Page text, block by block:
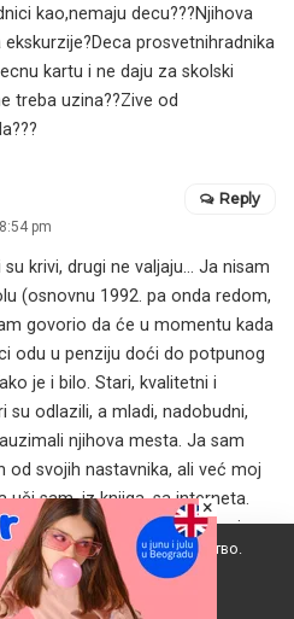
kao,nemaju decu???Njihova
prosvetnihradnika
kartu i ne daju za skolski
treba uzina??Zive od
pm
krivi, drugi ne valjaju… Ja nisam
(osnovnu 1992. pa onda redom,
govorio da će u momentu kada
odu u penziju doći do potpunog
je i bilo. Stari, kvalitetni i
su odlazili, a mladi, nadobudni,
njihova mesta. Ja sam
od svojih nastavnika, ali već moj
uči sam, iz knjiga, sa interneta.
čuj molim te. Ja nisam
računar, ali i dan danas pamtim
moje nastavnice Nine Tomić,
Reply
да побољша ваше искуство.
×